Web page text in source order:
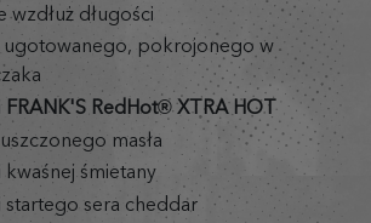
długości
ugotowanego, pokrojonego w
FRANK'S RedHot® XTRA HOT
masła
śmietany
startego sera cheddar